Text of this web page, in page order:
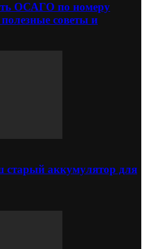
ОСАГО по номеру
советы и
старый аккумулятор для